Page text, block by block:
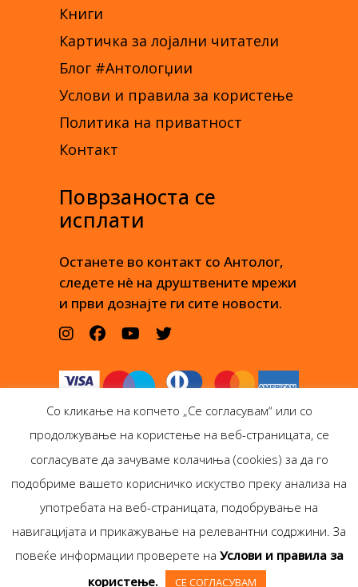
Книги
Картичка за лојални читатели
Блог #Антологџии
Услови и правила за користење
Политика на приватност
Контакт
Поврзаноста се
исплати
Останете во контакт со Антолог,
следете нè на друштвените мрежи
и први дознајте ги сите новости.
Антолог Боокс дооел
Copyright © Antolog
Books 1999-2020
Со кликање на копчето „Се согласувам“ или со
продолжување на користење на веб-страницата, се
согласувате да зачуваме колачиња (cookies) за да го
подобриме вашето корисничко искуство преку анализа на
употребата на веб-страницата, подобрување на
навигацијата и прикажување на релевантни содржини. За
повеќе информации проверете на Услови и правила за
користење.
СЕ СОГЛАСУВАМ